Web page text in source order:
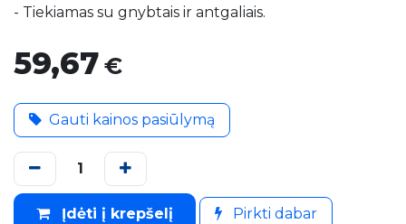
- Tiekiamas su gnybtais ir antgaliais.
59,67€
Gauti kainos pasiūlymą
Įdėti į krepšelį Pirkti dabar